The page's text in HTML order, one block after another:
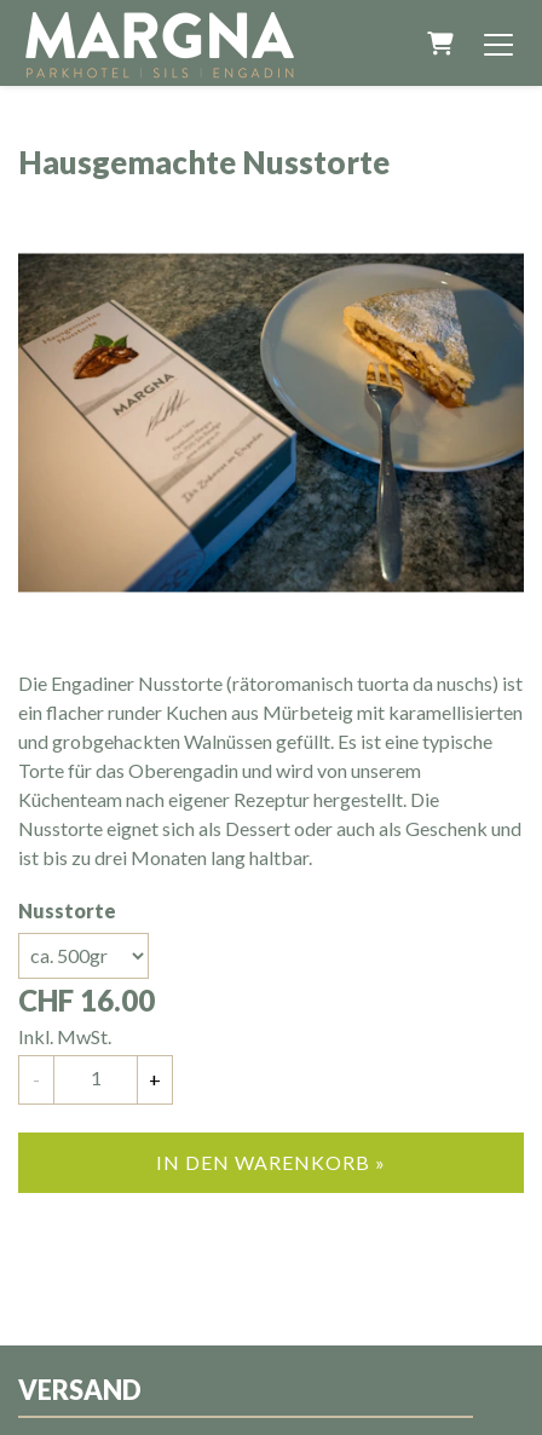
Hausgemachte Nusstorte
Die Engadiner Nusstorte (rätoromanisch tuorta da nuschs) ist
ein flacher runder Kuchen aus Mürbeteig mit karamellisierten
und grobgehackten Walnüssen gefüllt. Es ist eine typische
Torte für das Oberengadin und wird von unserem
Küchenteam nach eigener Rezeptur hergestellt. Die
Nusstorte eignet sich als Dessert oder auch als Geschenk und
ist bis zu drei Monaten lang haltbar.
Nusstorte
CHF 16.00
Inkl. MwSt.
Anzahl
- +
IN DEN WARENKORB »
VERSAND